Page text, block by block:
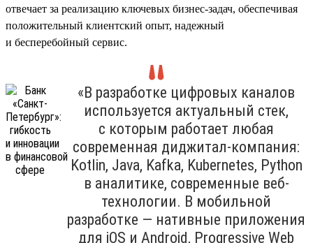
отвечает за реализацию ключевых бизнес-задач, обеспечивая
положительный клиентский опыт, надежный
и бесперебойный сервис.
«В разработке цифровых каналов
используется актуальный стек,
с которым работает любая
современная диджитал-компания:
Kotlin, Java, Kafka, Kubernetes, Python
в аналитике, современные веб-
технологии. В мобильной
разработке — нативные приложения
для iOS и Android, Progressive Web